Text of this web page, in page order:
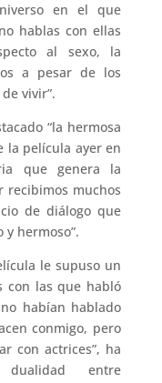
en el que
hablas con ellas
al sexo, la
a pesar de los
vivir”.
“la hermosa
la película ayer en
que genera la
recibimos muchos
de diálogo que
y hermoso”.
le supuso un
con las que habló
habían hablado
conmigo, pero
con actrices”, ha
dualidad entre